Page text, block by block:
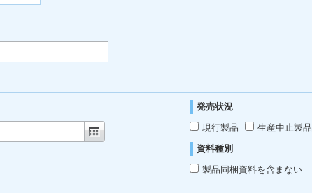
発売状況
現行製品
生産中止製品
資料種別
製品同梱資料を含まない